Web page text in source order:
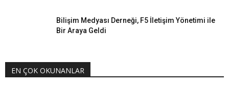
Bilişim Medyası Derneği, F5 İletişim Yönetimi ile
Bir Araya Geldi
EN ÇOK OKUNANLAR